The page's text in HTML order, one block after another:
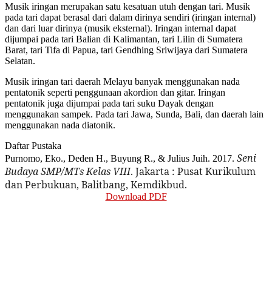
Musik iringan merupakan satu kesatuan utuh dengan tari. Musik
pada tari dapat berasal dari dalam dirinya sendiri (iringan internal)
dan dari luar dirinya (musik eksternal). Iringan internal dapat
dijumpai pada tari Balian di Kalimantan, tari Lilin di Sumatera
Barat, tari Tifa di Papua, tari Gendhing Sriwijaya dari Sumatera
Selatan.
Musik iringan tari daerah Melayu banyak menggunakan nada
pentatonik seperti penggunaan akordion dan gitar. Iringan
pentatonik juga dijumpai pada tari suku Dayak dengan
menggunakan sampek. Pada tari Jawa, Sunda, Bali, dan daerah lain
menggunakan nada diatonik.
Daftar Pustaka
Purnomo, Eko., Deden H., Buyung R., & Julius Juih. 2017. Seni
Budaya SMP/MTs Kelas VIII. Jakarta : Pusat Kurikulum
dan Perbukuan, Balitbang, Kemdikbud.
Download PDF